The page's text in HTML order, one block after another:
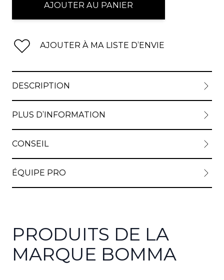
View
AJOUTER AU PANIER
AJOUTER À MA LISTE D’ENVIE
DESCRIPTION
PLUS D’INFORMATION
CONSEIL
ÉQUIPE PRO
PRODUITS DE LA
MARQUE BOMMA